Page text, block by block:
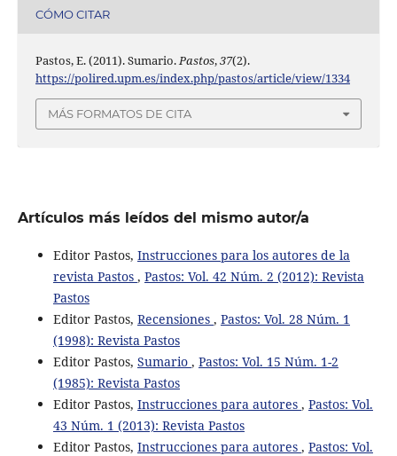
CÓMO CITAR
Pastos, E. (2011). Sumario.Pastos,37(2).
https://polired.upm.es/index.php/pastos/article/view/1334
MÁS FORMATOS DE CITA
Artículos más leídos del mismo autor/a
Editor Pastos, Instrucciones para los autores de la
revista Pastos , Pastos: Vol. 42 Núm. 2 (2012): Revista
Pastos
Editor Pastos, Recensiones , Pastos: Vol. 28 Núm. 1
(1998): Revista Pastos
Editor Pastos, Sumario , Pastos: Vol. 15 Núm. 1-2
(1985): Revista Pastos
Editor Pastos, Instrucciones para autores , Pastos: Vol.
43 Núm. 1 (2013): Revista Pastos
Editor Pastos, Instrucciones para autores , Pastos: Vol.